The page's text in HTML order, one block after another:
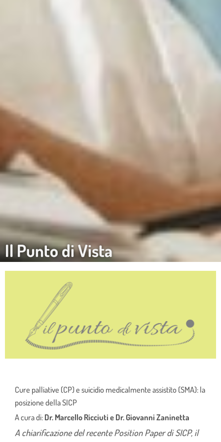
Il Punto di Vista
Cure palliative (CP) e suicidio medicalmente assistito (SMA): la
posizione della SICP
A cura di:Dr. Marcello Ricciuti e Dr. Giovanni Zaninetta
A chiarificazione del recente Position Paper di SICP, il